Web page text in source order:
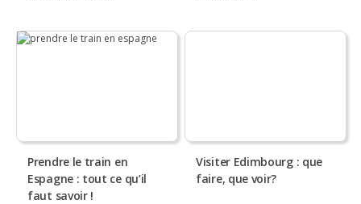
Prendre le train en
Espagne : tout ce qu’il
faut savoir !
Visiter Edimbourg : que
faire, que voir?